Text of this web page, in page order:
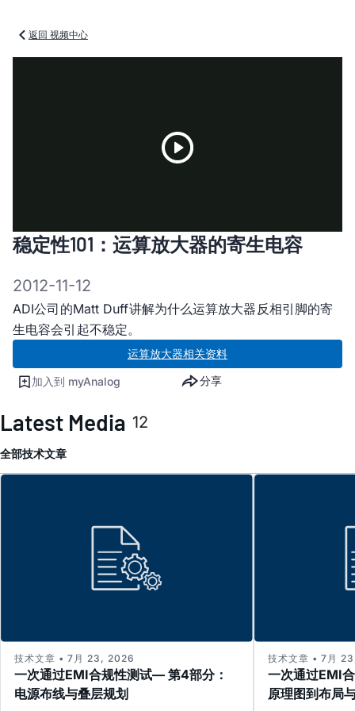
返回 视频中心
Video
稳定性101：运算放大器的寄生电容
2012-11-12
ADI公司的Matt Duff讲解为什么运算放大器反相引脚的寄
生电容会引起不稳定。
运算放大器相关资料
加入到 myAnalog 分享
Latest Media 12
全部技术文章
一次通过EMI合规性测试— 第4部分：
电源布线与叠层规划
技术文章 • 7月 23, 2026
一次通过EMI
原理图到布局
技术文章 • 7月